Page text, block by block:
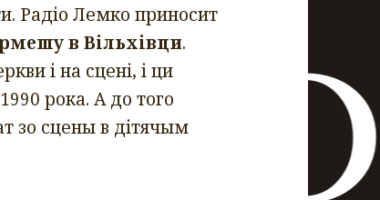
Радіо Лемко приносит
в Вільхівци.
і на сцені, і ци
рока. А до того
зо сцены в дітячым